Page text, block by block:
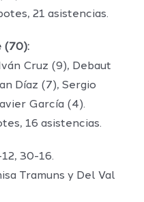
21 asistencias.
(70):
Cruz (9), Debaut
Díaz (7), Sergio
García (4).
16 asistencias.
30-16.
Tramuns y Del Val